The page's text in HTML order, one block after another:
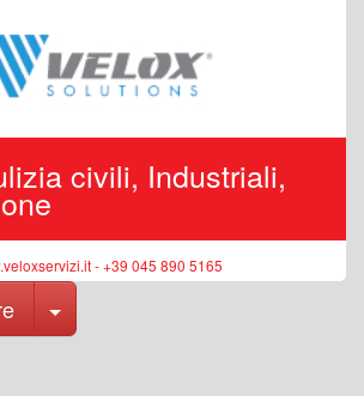
civili, Industriali,
- +39 045 890 5165
Toggle Dropdown